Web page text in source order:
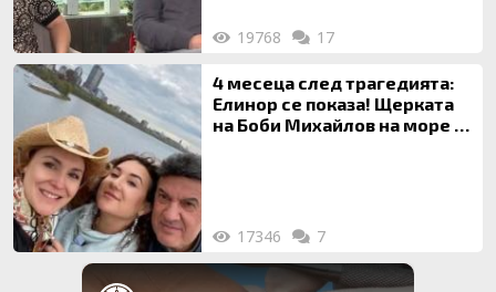
19768 17
4 месеца след трагедията:
Елинор се показа! Щерката
на Боби Михайлов на море с
17346 7